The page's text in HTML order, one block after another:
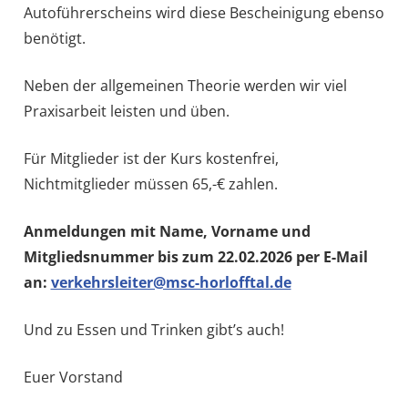
Autoführerscheins wird diese Bescheinigung ebenso
benötigt.
Neben der allgemeinen Theorie werden wir viel
Praxisarbeit leisten und üben.
Für Mitglieder ist der Kurs kostenfrei,
Nichtmitglieder müssen 65,-€ zahlen.
Anmeldungen mit Name, Vorname und
Mitgliedsnummer bis zum 22.02.2026 per E-Mail
an: verkehrsleiter@msc-horlofftal.de
Und zu Essen und Trinken gibt’s auch!
Euer Vorstand